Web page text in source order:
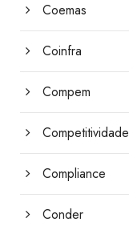
Coemas
Coinfra
Compem
Competitividade
Compliance
Conder